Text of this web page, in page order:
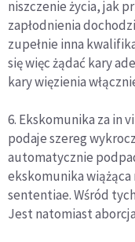
niszczenie życia, jak
zapłodnienia
zupełnie inna
się więc żądać kary
kary więzienia
6. Ekskomunika za in
podaje szereg
automatycznie
ekskomunika wiążąca
sententiae. Wśród
Jest natomiast